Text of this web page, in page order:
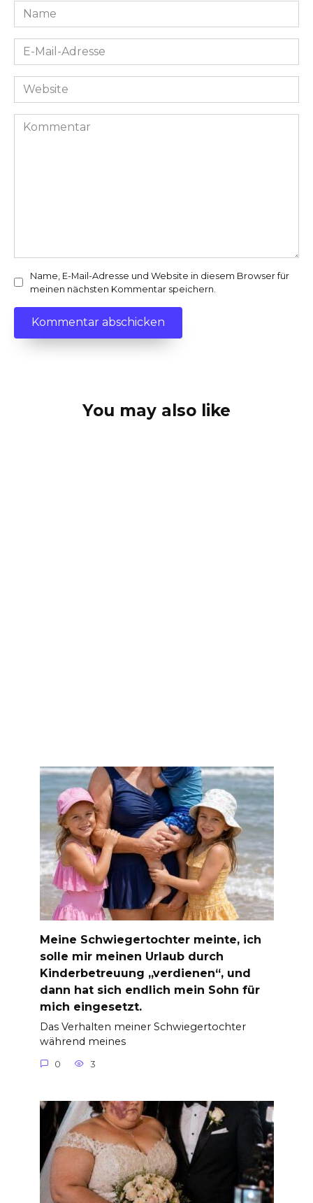
Name
*
E-
Mail-
Adresse
Website
Kommentar
Name, E-Mail-Adresse und Website in diesem Browser für
meinen nächsten Kommentar speichern.
You may also like
Meine Schwiegertochter meinte, ich
solle mir meinen Urlaub durch
Kinderbetreuung „verdienen“, und
dann hat sich endlich mein Sohn für
mich eingesetzt.
Das Verhalten meiner Schwiegertochter
während meines
0 3